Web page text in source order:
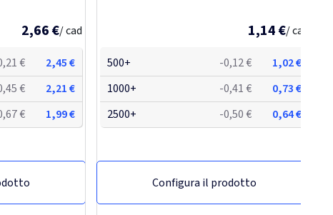
2,66 €/ cad
€
2,45 €
€
2,21 €
€ 1,99 €
1,14 €/ cad
500+ -0,12 €
1,02 €
1000+
-0,41 €
0,73 €
2500+
-0,50 € 0,64 €
Configura il prodotto